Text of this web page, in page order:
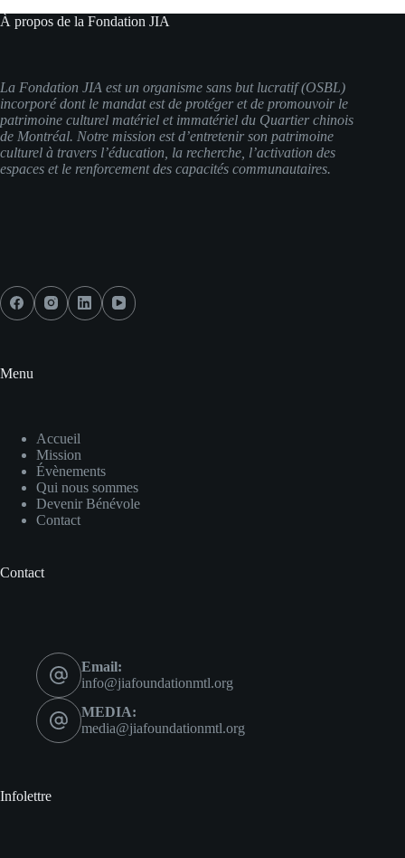
v
m
e
n
t
À propos de la Fondation JIA
La Fondation JIA est un organisme sans but lucratif (OSBL)
incorporé dont le mandat est de protéger et de promouvoir le
patrimoine culturel matériel et immatériel du Quartier chinois
de Montréal. Notre mission est d’entretenir son patrimoine
culturel à travers l’éducation, la recherche, l’activation des
espaces et le renforcement des capacités communautaires.
Menu
Accueil
Mission
Évènements
Qui nous sommes
Devenir Bénévole
Contact
Contact
Email:
info@jiafoundationmtl.org
MEDIA:
media@jiafoundationmtl.org
Infolettre